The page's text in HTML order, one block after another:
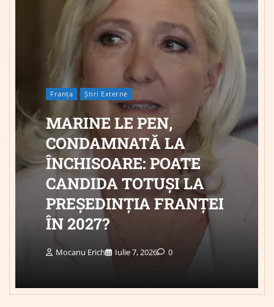
Franța Știri Externe
MARINE LE PEN,
CONDAMNATĂ LA
ÎNCHISOARE: POATE
CANDIDA TOTUȘI LA
PREȘEDINȚIA FRANȚEI
ÎN 2027?
Mocanu Erich Iulie 7, 2026 0